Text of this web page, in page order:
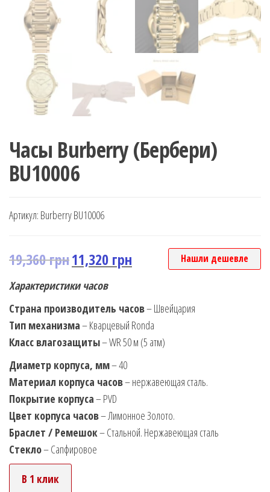
Часы Burberry (Бербери)
BU10006
Артикул: Burberry BU10006
19,360грн11,320 грн Нашли дешевле
Характеристики часов
Страна производитель часов– Швейцария
Тип механизма– Кварцевый Ronda
Класс влагозащиты– WR 50 м (5 атм)
Диаметр корпуса, мм– 40
Материал корпуса часов– нержавеющая сталь.
Покрытие корпуса– PVD
Цвет корпуса часов– Лимонное Золото.
Браслет / Ремешок– Стальной. Нержавеющая сталь
Стекло– Сапфировое
В 1 клик